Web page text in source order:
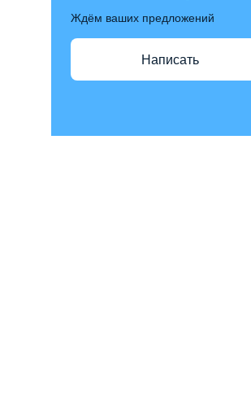
Ждём ваших предложений
Написать